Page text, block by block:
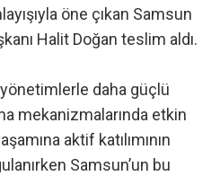
öne çıkan Samsun
Halit Doğan teslim aldı.
daha güçlü
mekanizmalarında etkin
aktif katılımının
Samsun’un bu